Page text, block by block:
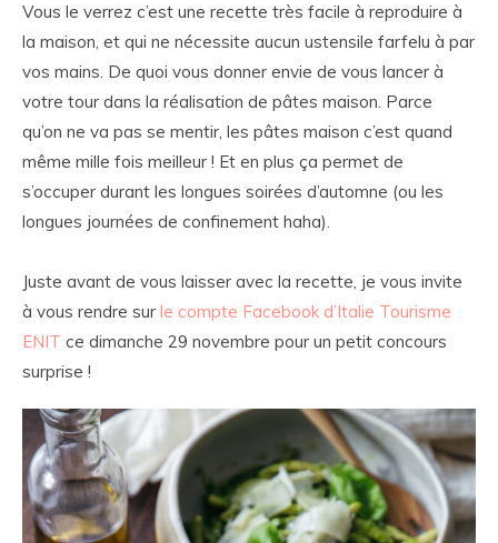
Vous le verrez c’est une recette très facile à reproduire à
la maison, et qui ne nécessite aucun ustensile farfelu à par
vos mains. De quoi vous donner envie de vous lancer à
votre tour dans la réalisation de pâtes maison. Parce
qu’on ne va pas se mentir, les pâtes maison c’est quand
même mille fois meilleur ! Et en plus ça permet de
s’occuper durant les longues soirées d’automne (ou les
longues journées de confinement haha).
Juste avant de vous laisser avec la recette, je vous invite
à vous rendre sur le compte Facebook d’Italie Tourisme
ENIT ce dimanche 29 novembre pour un petit concours
surprise !